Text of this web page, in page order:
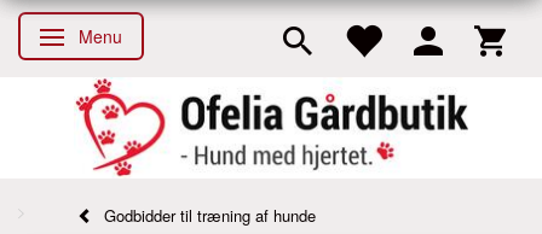
Skifte navigation
Menu
Godbidder til træning af hunde